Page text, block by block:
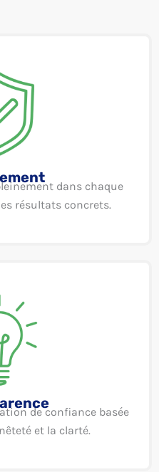
dans chaque
résultats concrets.
de confiance basée
et la clarté.